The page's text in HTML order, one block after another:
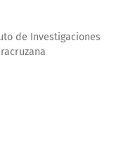
de Investigaciones